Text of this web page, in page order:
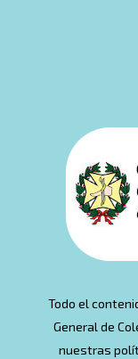
Todo el
General de
nuestras